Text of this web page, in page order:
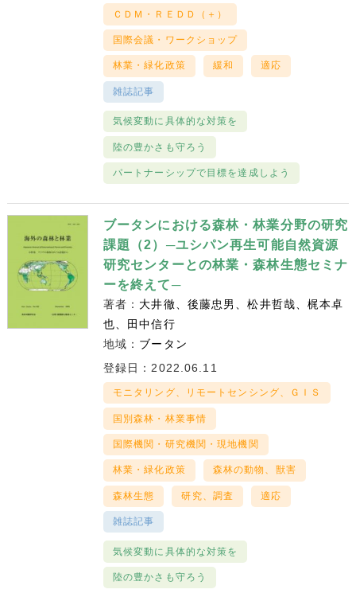
ＣＤＭ・ＲＥＤＤ（＋）
国際会議・ワークショップ
林業・緑化政策 緩和 適応
雑誌記事
気候変動に具体的な対策を
陸の豊かさも守ろう
パートナーシップで目標を達成しよう
ブータンにおける森林・林業分野の研究
課題（2）─ユシパン再生可能自然資源
研究センターとの林業・森林生態セミナ
ーを終えて─
著者： 大井徹 後藤忠男 松井哲哉
梶本卓
也
田中信行
地域： ブータン
登録日：2022.06.11
モニタリング、リモートセンシング、ＧＩＳ
国別森林・林業事情
国際機関・研究機関・現地機関
林業・緑化政策 森林の動物、獣害
森林生態 研究、調査 適応
雑誌記事
気候変動に具体的な対策を
陸の豊かさも守ろう